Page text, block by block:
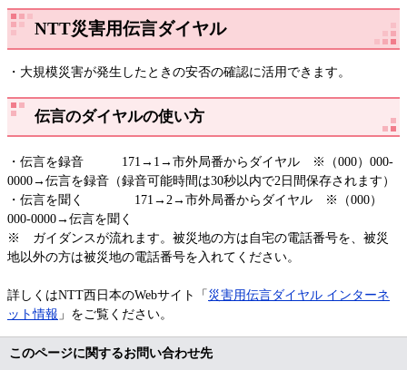
NTT災害用伝言ダイヤル
・大規模災害が発生したときの安否の確認に活用できます。
伝言のダイヤルの使い方
・伝言を録音 171→1→市外局番からダイヤル ※（000）000-
0000→伝言を録音（録音可能時間は30秒以内で2日間保存されます）
・伝言を聞く 171→2→市外局番からダイヤル ※（000）
000-0000→伝言を聞く
※ ガイダンスが流れます。被災地の方は自宅の電話番号を、被災
地以外の方は被災地の電話番号を入れてください。
詳しくはNTT西日本のWebサイト「 災害用伝言ダイヤル インターネ
ット情報 」をご覧ください。
このページに関するお問い合わせ先